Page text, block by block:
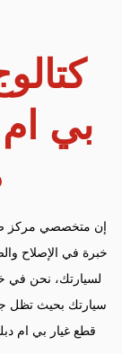
بي
إن متخصصي مركز
خبرة في الإصلاح
لسيارتك، نحن في
سيارتك بحيث تظل